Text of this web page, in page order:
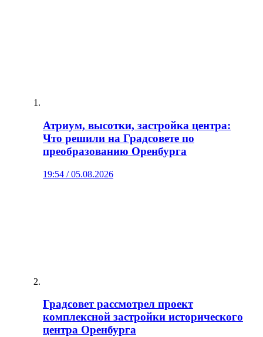
Атриум, высотки, застройка центра:
Что решили на Градсовете по
преобразованию Оренбурга
19:54 / 05.08.2026
Градсовет рассмотрел проект
комплексной застройки исторического
центра Оренбурга